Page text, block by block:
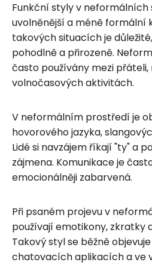
Funkční styly v neformálních
uvolněnější a méně formální
takových situacích je
pohodlně a přirozeně.
často používány mezi
volnočasových aktivitách.
V neformálním prostředí je
hovorového jazyka,
Lidé si navzájem říkají "ty" a
zájmena. Komunikace je
emocionálněji zabarvená.
Při psaném projevu v
používají emotikony, zkratky
Takový styl se běžně
chatovacích aplikacích a ve